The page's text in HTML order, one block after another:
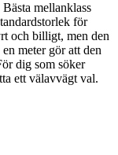
mellanklass
för
och billigt, men den
meter gör att den
dig som söker
ett välavvägt val.